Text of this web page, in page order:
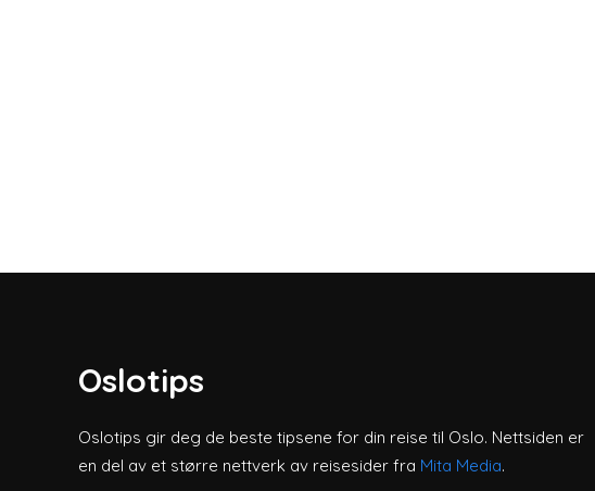
Oslotips
Oslotips gir deg de beste tipsene for din reise til Oslo. Nettsiden er
en del av et større nettverk av reisesider fra Mita Media.